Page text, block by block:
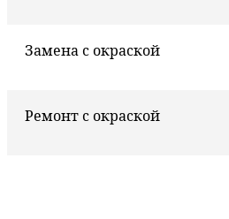
Замена с окраской
Ремонт с окраской